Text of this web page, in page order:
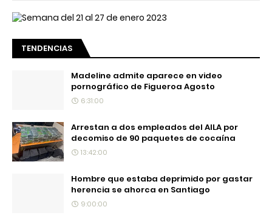
TENDENCIAS
Madeline admite aparece en video
pornográfico de Figueroa Agosto
6:31:00
Arrestan a dos empleados del AILA por
decomiso de 90 paquetes de cocaína
13:42:00
Hombre que estaba deprimido por gastar
herencia se ahorca en Santiago
9:00:00